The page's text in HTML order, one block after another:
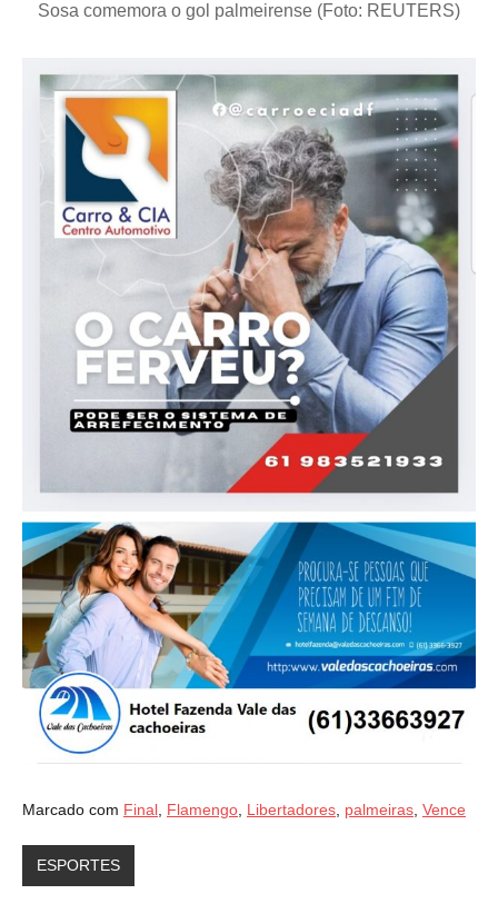
Sosa comemora o gol palmeirense (Foto: REUTERS)
Marcado com Final Flamengo Libertadores palmeiras Vence
ESPORTES